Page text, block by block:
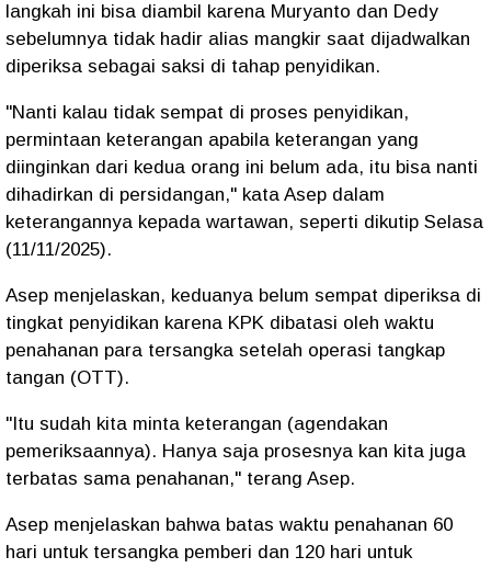
langkah ini bisa diambil karena Muryanto dan Dedy
sebelumnya tidak hadir alias mangkir saat dijadwalkan
diperiksa sebagai saksi di tahap penyidikan.
"Nanti kalau tidak sempat di proses penyidikan,
permintaan keterangan apabila keterangan yang
diinginkan dari kedua orang ini belum ada, itu bisa nanti
dihadirkan di persidangan," kata Asep dalam
keterangannya kepada wartawan, seperti dikutip Selasa
(11/11/2025).
Asep menjelaskan, keduanya belum sempat diperiksa di
tingkat penyidikan karena KPK dibatasi oleh waktu
penahanan para tersangka setelah operasi tangkap
tangan (OTT).
"Itu sudah kita minta keterangan (agendakan
pemeriksaannya). Hanya saja prosesnya kan kita juga
terbatas sama penahanan," terang Asep.
Asep menjelaskan bahwa batas waktu penahanan 60
hari untuk tersangka pemberi dan 120 hari untuk